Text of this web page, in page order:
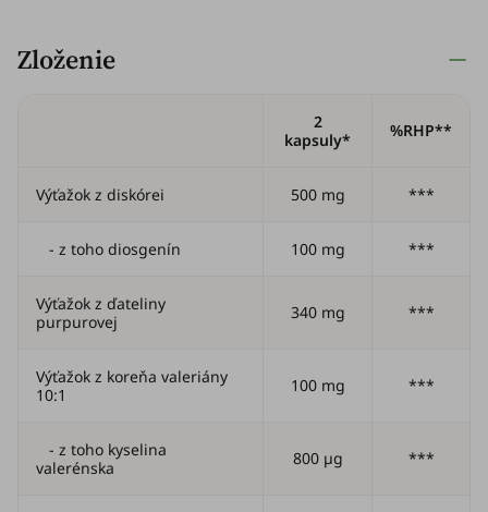
Zloženie
2
kapsuly*
%RHP**
Výťažok z diskórei 500 mg ***
- z toho diosgenín 100 mg ***
Výťažok z ďateliny
purpurovej
340 mg ***
Výťažok z koreňa valeriány
10:1
100 mg ***
- z toho kyselina
valerénska
800 µg ***